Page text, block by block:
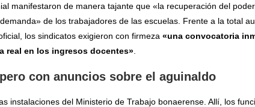
manifestaron de manera tajante que «la recuperación del
de los trabajadores de las escuelas. Frente a la total
los sindicatos exigieron con firmeza «una convocatoria
real en los ingresos docentes».
con anuncios sobre el aguinaldo
instalaciones del Ministerio de Trabajo bonaerense. Allí, los